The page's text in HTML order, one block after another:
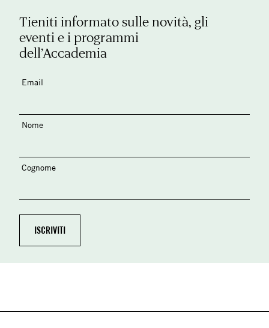
Tieniti informato sulle novità, gli
eventi e i programmi
dell’Accademia
Email
Nome
Cognome